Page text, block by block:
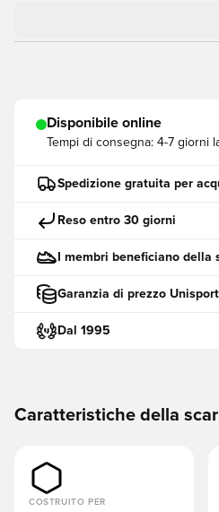
Disponibile online
Tempi di consegna: 4-7 giorni
Spedizione gratuita per
Reso entro 30 giorni
I membri beneficiano della
Garanzia di prezzo Unisport
Dal 1995
Caratteristiche della
COSTRUITO PER